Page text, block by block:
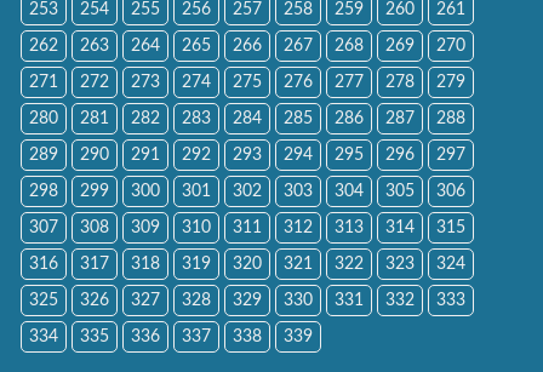
253 254 255 256 257 258 259 260 261
262 263 264 265 266 267 268 269 270
271 272 273 274 275 276 277 278 279
280 281 282 283 284 285 286 287 288
289 290 291 292 293 294 295 296 297
298 299 300 301 302 303 304 305 306
307 308 309 310 311 312 313 314 315
316 317 318 319 320 321 322 323 324
325 326 327 328 329 330 331 332 333
334 335 336 337 338 339